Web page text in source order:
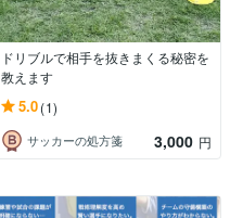
ドリブルで相手を抜きまくる秘密を
教えます
5.0(1)
サッカーの処方箋 3,000 円